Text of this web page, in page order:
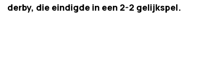
derby, die eindigde in een 2-2 gelijkspel.